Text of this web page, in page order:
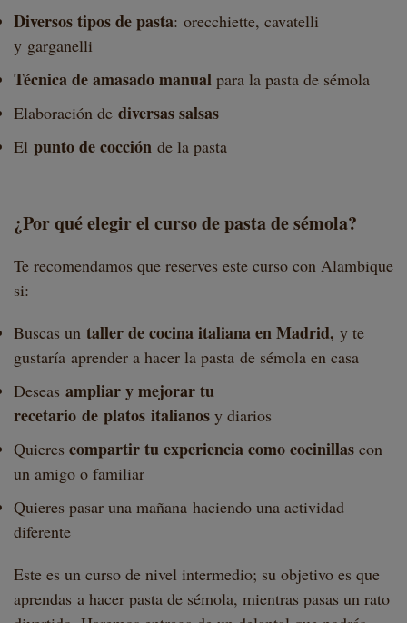
Diversos tipos de pasta: orecchiette, cavatelli
y garganelli
Técnica de amasado manual para la pasta de sémola
Elaboración de diversas salsas
El punto de cocción de la pasta
¿Por qué elegir el curso de pasta de sémola?
Te recomendamos que reserves este curso con Alambique
si:
Buscas un taller de cocina italiana en Madrid, y te
gustaría aprender a hacer la pasta de sémola en casa
Deseas ampliar y mejorar tu
recetario de platos italianos y diarios
Quieres compartir tu experiencia como cocinillas con
un amigo o familiar
Quieres pasar una mañana haciendo una actividad
diferente
Este es un curso de nivel intermedio; su objetivo es que
aprendas a hacer pasta de sémola, mientras pasas un rato